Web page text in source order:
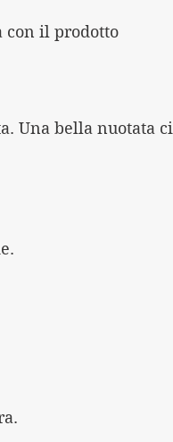
con il prodotto
Una bella nuotata ci